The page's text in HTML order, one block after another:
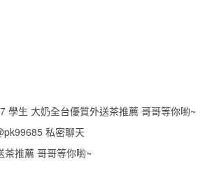
學生 大奶全台優質外送茶推薦 哥哥等你喲~
私密聊天
推薦 哥哥等你喲~